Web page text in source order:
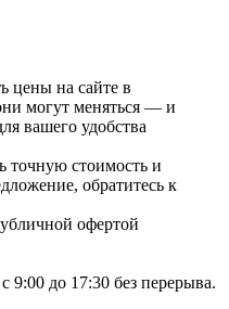
цены на сайте в
могут меняться — и
вашего удобства
точную стоимость и
обратитесь к
офертой
9:00 до 17:30 без перерыва.